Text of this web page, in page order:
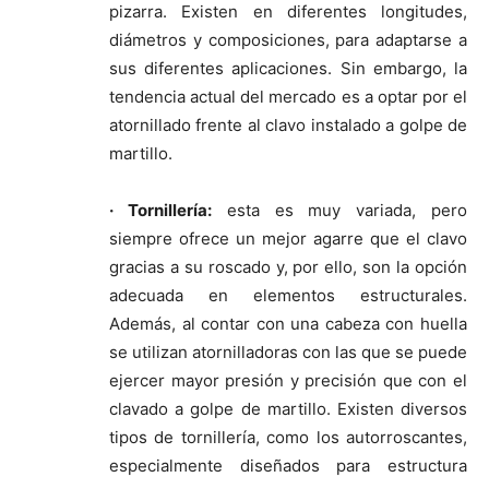
pizarra. Existen en diferentes longitudes,
diámetros y composiciones, para adaptarse a
sus diferentes aplicaciones. Sin embargo, la
tendencia actual del mercado es a optar por el
atornillado frente al clavo instalado a golpe de
martillo.
· Tornillería:esta es muy variada, pero
siempre ofrece un mejor agarre que el clavo
gracias a su roscado y, por ello, son la opción
adecuada en elementos estructurales.
Además, al contar con una cabeza con huella
se utilizan atornilladoras con las que se puede
ejercer mayor presión y precisión que con el
clavado a golpe de martillo. Existen diversos
tipos de tornillería, como los autorroscantes,
especialmente diseñados para estructura